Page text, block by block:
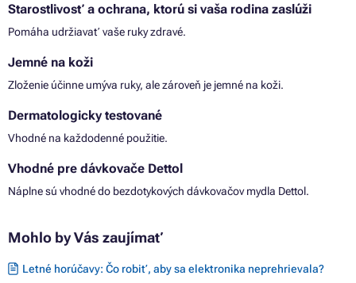
Starostlivosť a ochrana, ktorú si vaša rodina zaslúži
Pomáha udržiavať vaše ruky zdravé.
Jemné na koži
Zloženie účinne umýva ruky, ale zároveň je jemné na koži.
Dermatologicky testované
Vhodné na každodenné použitie.
Vhodné pre dávkovače Dettol
Náplne sú vhodné do bezdotykových dávkovačov mydla Dettol.
Mohlo by Vás zaujímať
Letné horúčavy: Čo robiť, aby sa elektronika neprehrievala?